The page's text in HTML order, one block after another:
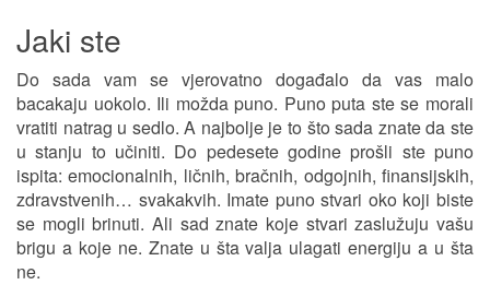
Jaki ste
Do sada vam se vjerovatno događalo da vas malo
bacakaju uokolo. Ili možda puno. Puno puta ste se morali
vratiti natrag u sedlo. A najbolje je to što sada znate da ste
u stanju to učiniti. Do pedesete godine prošli ste puno
ispita: emocionalnih, ličnih, bračnih, odgojnih, finansijskih,
zdravstvenih… svakakvih. Imate puno stvari oko koji biste
se mogli brinuti. Ali sad znate koje stvari zaslužuju vašu
brigu a koje ne. Znate u šta valja ulagati energiju a u šta
ne.